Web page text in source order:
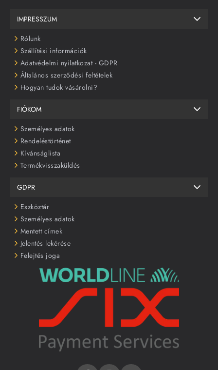
IMPRESSZUM
Rólunk
Szállítási információk
Adatvédelmi nyilatkozat - GDPR
Általános szerződési feltételek
Hogyan tudok vásárolni?
FIÓKOM
Személyes adatok
Rendeléstörténet
Kívánságlista
Termékvisszaküldés
GDPR
Eszköztár
Személyes adatok
Mentett címek
Jelentés lekérése
Felejtés joga